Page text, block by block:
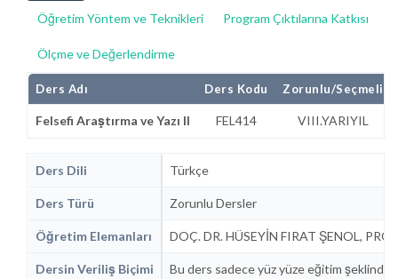
Öğretim Yöntem ve Teknikleri Program Çıktılarına Katkısı
Ölçme ve Değerlendirme
Ders Adı Ders Kodu Zorunlu/Seçmeli
Felsefi Araştırma ve Yazı II FEL414 VIII.YARIYIL
Ders Dili Türkçe
Ders Türü Zorunlu Dersler
Öğretim Elemanları DOÇ. DR. HÜSEYİN FIRAT ŞENOL,
Dersin Veriliş Biçimi Bu ders sadece yüz yüze eğitim şeklinde